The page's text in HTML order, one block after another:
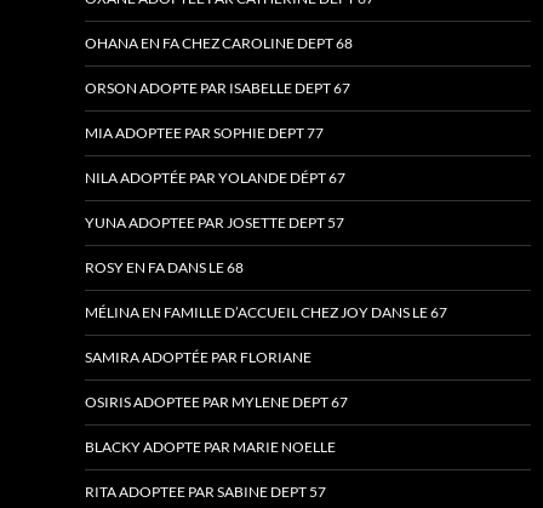
OHANA EN FA CHEZ CAROLINE DEPT 68
ORSON ADOPTE PAR ISABELLE DEPT 67
MIA ADOPTEE PAR SOPHIE DEPT 77
NILA ADOPTÉE PAR YOLANDE DÉPT 67
YUNA ADOPTEE PAR JOSETTE DEPT 57
ROSY EN FA DANS LE 68
MÉLINA EN FAMILLE D’ACCUEIL CHEZ JOY DANS LE 67
SAMIRA ADOPTÉE PAR FLORIANE
OSIRIS ADOPTEE PAR MYLENE DEPT 67
BLACKY ADOPTE PAR MARIE NOELLE
RITA ADOPTEE PAR SABINE DEPT 57